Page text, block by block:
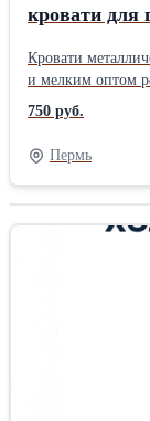
кровати для
Кровати
и мелким оптом
пансионатов,
интернатов,
гостиниц,
ремонтных
казарм (армейские кровати). -
из прокатной пружины
со сварной сеткой (эконом
прочность,
гигиеническим
привлекательной. Также
шкафы одностворчатые и
750 руб.
Пермь